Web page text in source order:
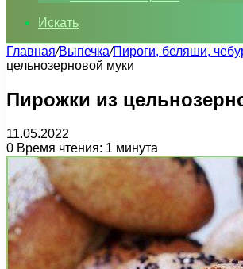
Искать
Главная/Выпечка/Пироги, беляши,
цельнозерновой муки
Пирожки из
11.05.2022
0 Время чтения: 1 минута